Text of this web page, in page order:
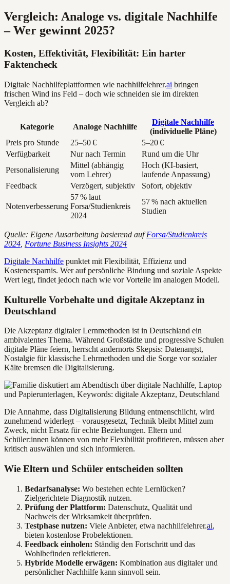
Vergleich: Analoge vs. digitale Nachhilfe
– Wer gewinnt 2025?
Kosten, Effektivität, Flexibilität: Ein harter
Faktencheck
Digitale Nachhilfeplattformen wie nachhilfelehrer.ai bringen
frischen Wind ins Feld – doch wie schneiden sie im direkten
Vergleich ab?
Kategorie Analoge Nachhilfe
Digitale Nachhilfe
(individuelle Pläne)
Preis pro Stunde
25–50 €
5–20 €
Verfügbarkeit
Nur nach Termin
Rund um die Uhr
Personalisierung
Mittel (abhängig
vom Lehrer)
Hoch (KI-basiert,
laufende Anpassung)
Feedback
Verzögert, subjektiv Sofort, objektiv
Notenverbesserung
57 % laut
Forsa/Studienkreis
2024
57 % nach aktuellen
Studien
Quelle: Eigene Ausarbeitung basierend aufForsa/Studienkreis
2024 Fortune Business Insights 2024
Digitale Nachhilfe punktet mit Flexibilität, Effizienz und
Kostenersparnis. Wer auf persönliche Bindung und soziale Aspekte
Wert legt, findet jedoch nach wie vor Vorteile im analogen Modell.
Kulturelle Vorbehalte und digitale Akzeptanz in
Deutschland
Die Akzeptanz digitaler Lernmethoden ist in Deutschland ein
ambivalentes Thema. Während Großstädte und progressive Schulen
digitale Pläne feiern, herrscht andernorts Skepsis: Datenangst,
Nostalgie für klassische Lehrmethoden und die Sorge vor sozialer
Kälte bremsen die Digitalisierung.
Die Annahme, dass Digitalisierung Bildung entmenschlicht, wird
zunehmend widerlegt – vorausgesetzt, Technik bleibt Mittel zum
Zweck, nicht Ersatz für echte Beziehungen. Eltern und
Schüler:innen können von mehr Flexibilität profitieren, müssen aber
kritisch auswählen und sich informieren.
Wie Eltern und Schüler entscheiden sollten
Bedarfsanalyse: Wo bestehen echte Lernlücken?
Zielgerichtete Diagnostik nutzen.
Prüfung der Plattform: Datenschutz, Qualität und
Nachweis der Wirksamkeit überprüfen.
Testphase nutzen: Viele Anbieter, etwa nachhilfelehrer.ai,
bieten kostenlose Probelektionen.
Feedback einholen: Ständig den Fortschritt und das
Wohlbefinden reflektieren.
Hybride Modelle erwägen: Kombination aus digitaler und
persönlicher Nachhilfe kann sinnvoll sein.